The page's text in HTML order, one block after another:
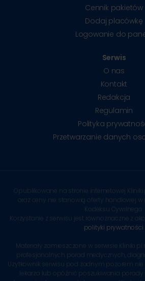
Cennik pakietów
Dodaj placówkę
Logowanie do
Serwis
O nas
Kontakt
Redakcja
Regulamin
Polityka
Przetwarzanie danych
Opublikowane na stronie internetowej
oraz ceny nie stanowią oferty handlowej w
Kodeksu Cywilnego.
Korzystanie z serwisu jest równoznaczne z
polityki prywatności
Materiały zamieszczone w serwisie
profesjonalnych porad medycznych,
Użytkownik serwisu pod żadnym pozorem
lekarza lub opóźnić poszukiwania